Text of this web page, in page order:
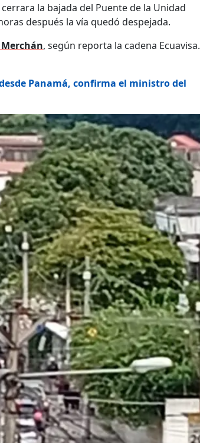
cerrara la bajada del Puente de la Unidad
después la vía quedó despejada.
, según reporta la cadena Ecuavisa.
Panamá, confirma el ministro del